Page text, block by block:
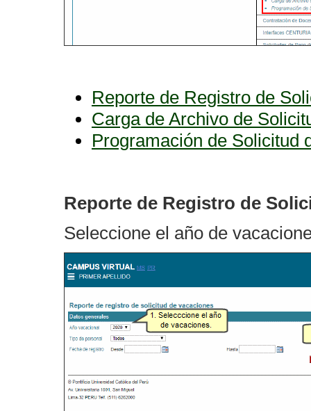
Reporte de Registro de
Carga de Archivo de
Programación de Solicitud
Reporte de Registro de
Seleccione el año de